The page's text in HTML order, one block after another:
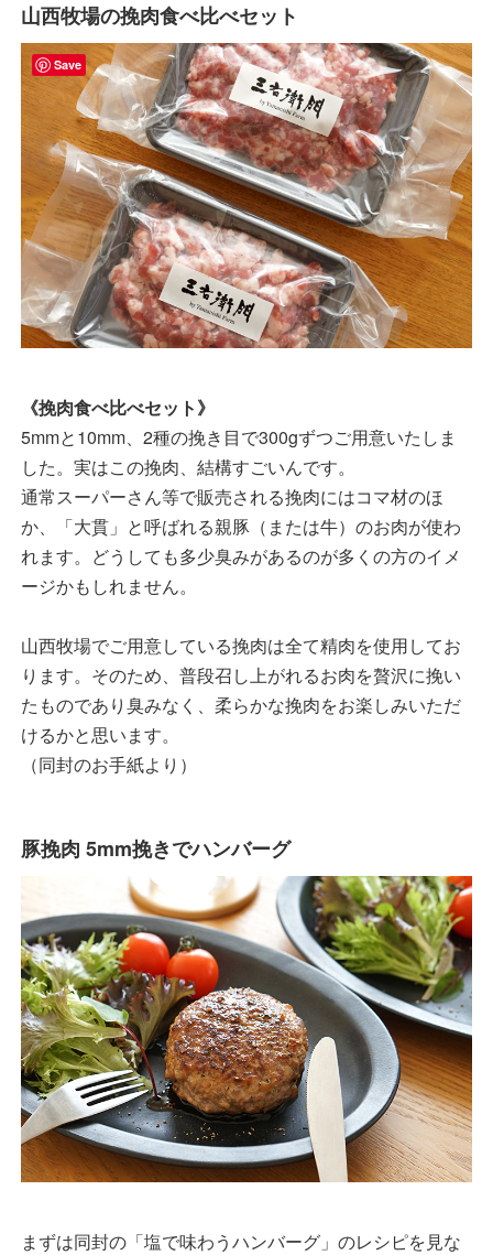
山西牧場の挽肉食べ比べセット
《挽肉食べ比べセット》
5mmと10mm、2種の挽き目で300gずつご用意いたしま
した。実はこの挽肉、結構すごいんです。
通常スーパーさん等で販売される挽肉にはコマ材のほ
か、「大貫」と呼ばれる親豚（または牛）のお肉が使わ
れます。どうしても多少臭みがあるのが多くの方のイメ
ージかもしれません。
山西牧場でご用意している挽肉は全て精肉を使用してお
ります。そのため、普段召し上がれるお肉を贅沢に挽い
たものであり臭みなく、柔らかな挽肉をお楽しみいただ
けるかと思います。
（同封のお手紙より）
豚挽肉 5mm挽きでハンバーグ
まずは同封の「塩で味わうハンバーグ」のレシピを見な
Save